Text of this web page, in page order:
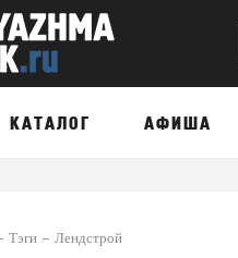
КАТАЛОГ АФИША
Тэги Лендстрой